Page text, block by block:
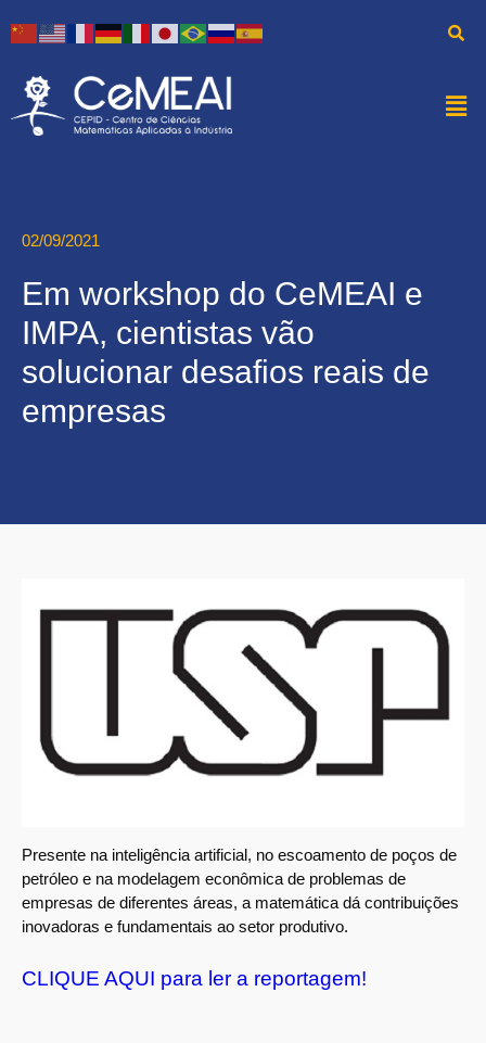
02/09/2021
Em workshop do CeMEAI e
IMPA, cientistas vão
solucionar desafios reais de
empresas
Presente na inteligência artificial, no escoamento de poços de
petróleo e na modelagem econômica de problemas de
empresas de diferentes áreas, a matemática dá contribuições
inovadoras e fundamentais ao setor produtivo.
CLIQUE AQUI para ler a reportagem!